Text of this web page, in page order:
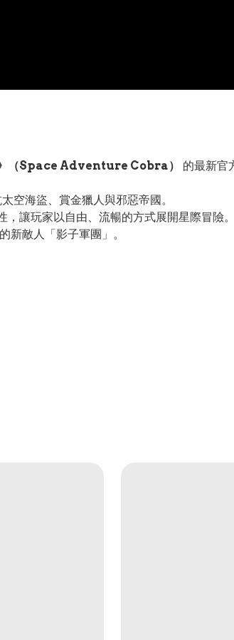
》（Space Adventure Cobra）
的最新官
空海盜、賞金獵人與邪惡帝國。
讓玩家以自由、流暢的方式展開星際冒險。
敵人「影子軍團」。